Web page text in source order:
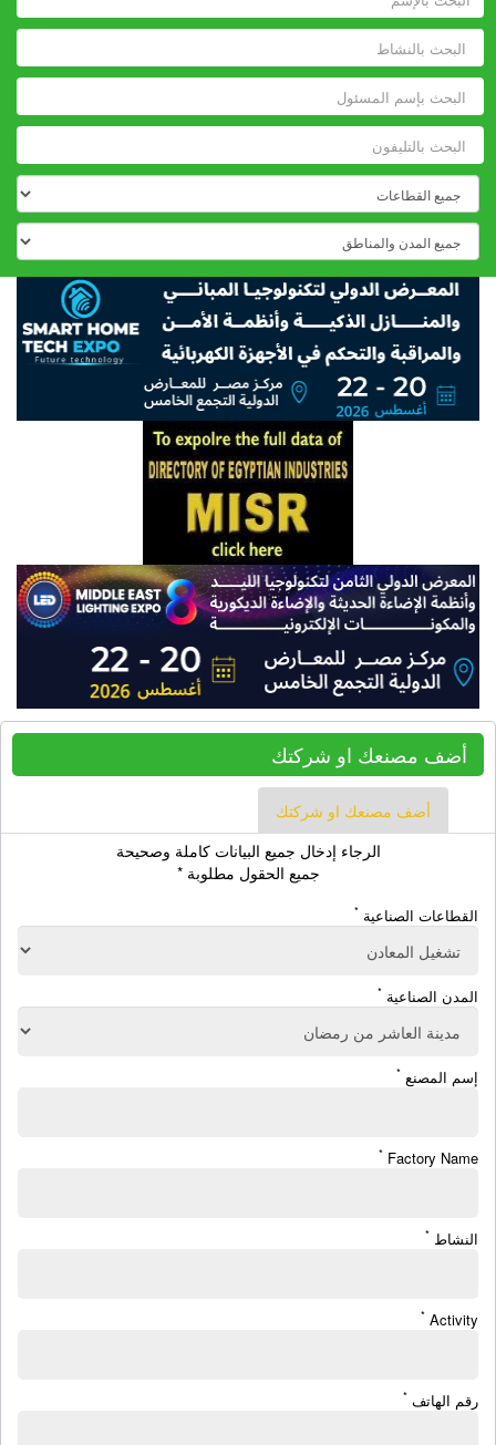
أضف مصنعك او شركتك
أضف مصنعك او شركتك
الرجاء إدخال جميع البيانات كاملة وصحيحة
جميع الحقول مطلوبة *
القطاعات الصناعية *
المدن الصناعية *
إسم المصنع *
Factory Name
*
النشاط *
Activity
*
رقم الهاتف *